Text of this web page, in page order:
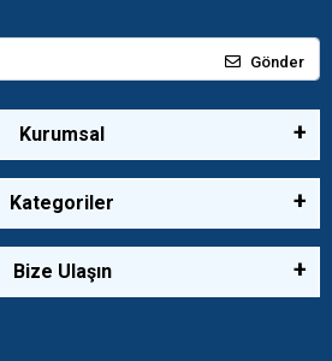
Gönder
Kurumsal
Kategoriler
Bize Ulaşın